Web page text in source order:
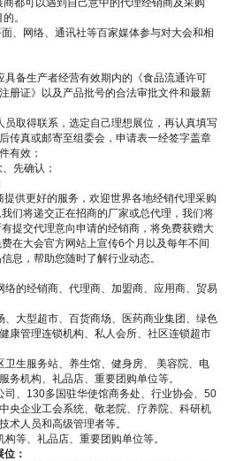
。
、网络、通讯社等百家媒体参与对大会和相
具备生产者经营有效期内的《食品流通许可
册证》以及产品批号的合法审批文件和最新
取得联系，选定自己理想展位，再认真填写
传真或邮寄至组委会，申请表一经签字盖章
有效；
先确认；
供更好的服务，欢迎世界各地经销代理采购
们将递交正在招商的厂家或总代理，我们将
提交代理意向申请的经销商，将免费获赠大
在大会官方网站上宣传6个月以及每年不间
息，帮助您随时了解行业动态。
络的经销商、代理商、加盟商、应用商、贸易
大型超市、百货商场、医药商业集团、绿色
康管理连锁机构、私人会所、社区连锁超市
生服务站、养生馆、健身房、 美容院、电
务机构、礼品店、重要团购单位等。
司、130多国驻华使馆商务处、行业协会、50
央企业工会系统、敬老院、疗养院、科研机
术人员和高级管理者等。
等、礼品店、重要团购单位等。
：